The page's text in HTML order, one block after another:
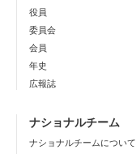
役員
委員会
会員
年史
広報誌
ナショナルチーム
ナショナルチームについて